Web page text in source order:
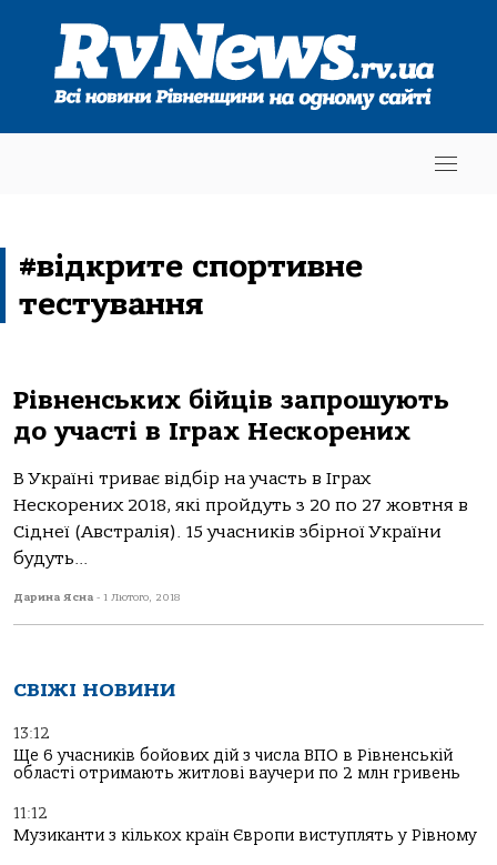
#відкрите спортивне
тестування
Рівненських бійців запрошують
до участі в Іграх Нескорених
В Україні триває відбір на участь в Іграх
Нескорених 2018, які пройдуть з 20 по 27 жовтня в
Сіднеї (Австралія). 15 учасників збірної України
будуть...
Дарина Ясна - 1 Лютого, 2018
СВІЖІ НОВИНИ
13:12
Ще 6 учасників бойових дій з числа ВПО в Рівненській
області отримають житлові ваучери по 2 млн гривень
11:12
Музиканти з кількох країн Європи виступлять у Рівному